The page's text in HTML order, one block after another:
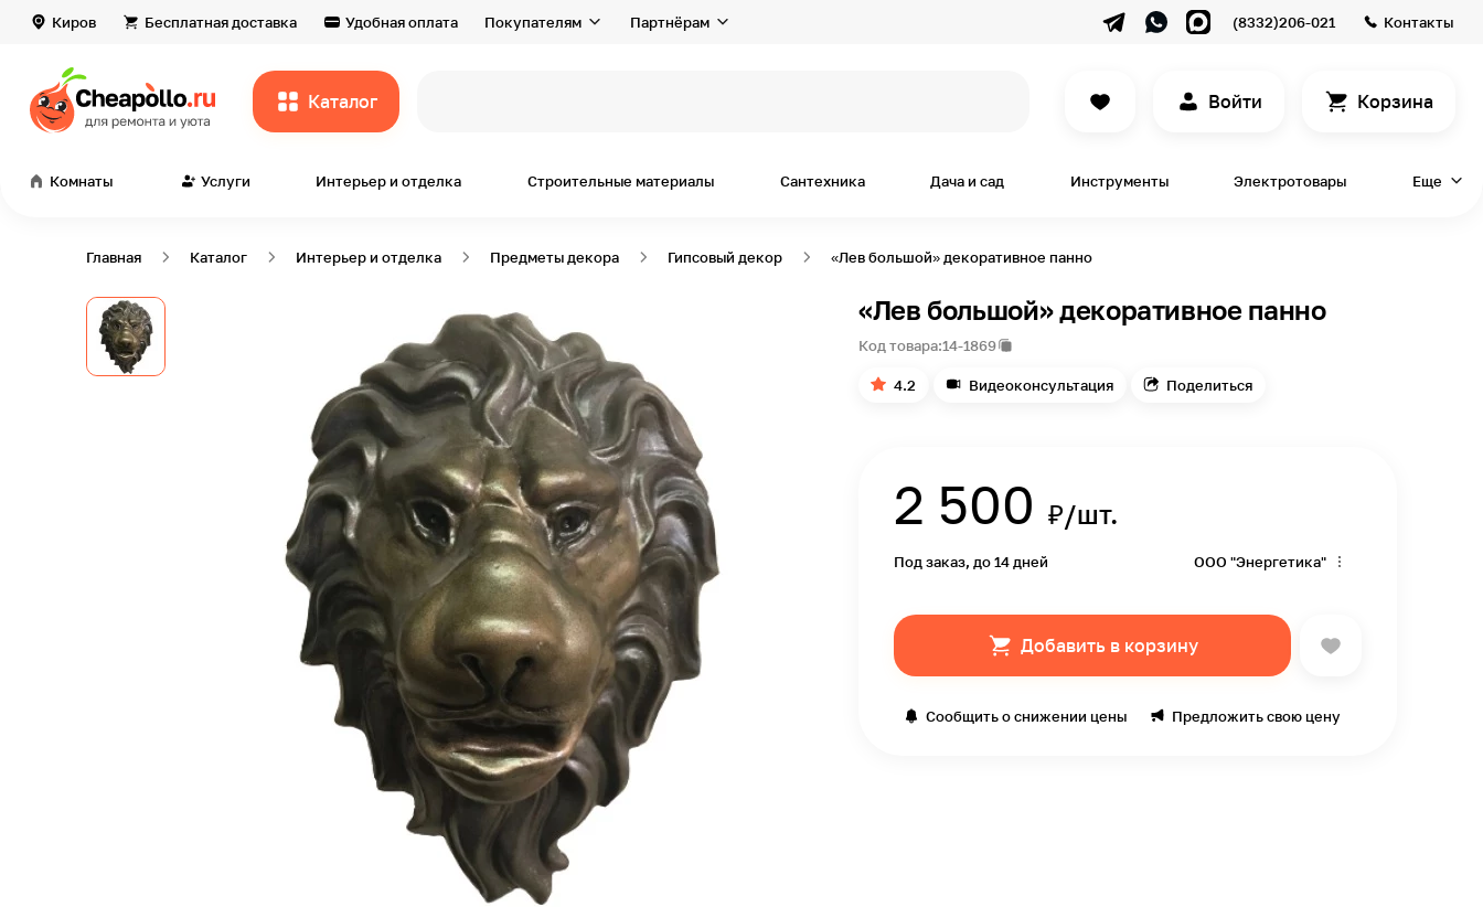
Киров Бесплатная доставка Удобная оплата Покупателям Партнёрам (8332)206-021 Контакты
Каталог Войти Корзина
Комнаты Услуги Интерьер и отделка Строительные материалы Сантехника Дача и сад Инструменты Электротовары Еще
Главная Каталог Интерьер и отделка Предметы декора Гипсовый декор «Лев большой» декоративное панно
«Лев большой» декоративное панно
Код товара:14-1869
4.2 Видеоконсультация Поделиться
2 500 ₽/шт.
Под заказ, до 14 дней ООО "Энергетика"
Добавить в корзину
Сообщить о снижении цены Предложить свою цену